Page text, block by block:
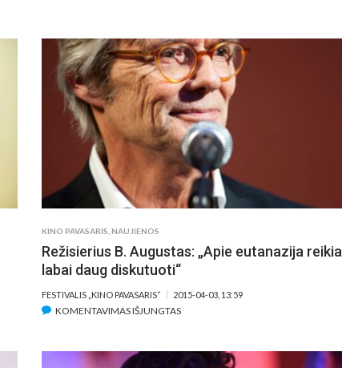
KINO PAVASARIS ,NAUJIENOS
Režisierius B. Augustas: „Apie eutanazija reikia
labai daug diskutuoti“
FESTIVALIS „KINO PAVASARIS“ 2015-04-03, 13:59
KOMENTAVIMAS IŠJUNGTASĮRAŠE
AUGUSTAS: